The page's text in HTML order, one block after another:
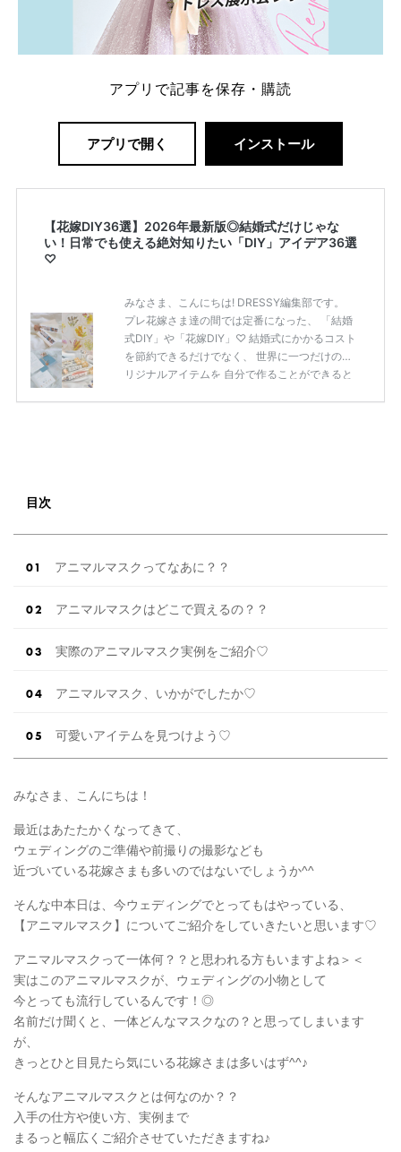
アプリで記事を保存・購読
アプリで開く インストール
【花嫁DIY36選】2026年最新版◎結婚式だけじゃな
い！日常でも使える絶対知りたい「DIY」アイデア36選
♡
みなさま、こんにちは! DRESSY編集部です。
プレ花嫁さま達の間では定番になった、 「結婚
式DIY」や「花嫁DIY」♡ 結婚式にかかるコスト
を節約できるだけでなく、 世界に一つだけのオ
リジナルアイテムを 自分で作ることができると
ン内容をま […]続きを読む
目次
アニマルマスクってなあに？？
アニマルマスクはどこで買えるの？？
実際のアニマルマスク実例をご紹介♡
アニマルマスク、いかがでしたか♡
可愛いアイテムを見つけよう♡
みなさま、こんにちは！
最近はあたたかくなってきて、
ウェディングのご準備や前撮りの撮影なども
近づいている花嫁さまも多いのではないでしょうか^^
そんな中本日は、今ウェディングでとってもはやっている、
【アニマルマスク】についてご紹介をしていきたいと思います♡
アニマルマスクって一体何？？と思われる方もいますよね＞＜
実はこのアニマルマスクが、ウェディングの小物として
今とっても流行しているんです！◎
名前だけ聞くと、一体どんなマスクなの？と思ってしまいます
が、
きっとひと目見たら気にいる花嫁さまは多いはず^^♪
そんなアニマルマスクとは何なのか？？
入手の仕方や使い方、実例まで
まるっと幅広くご紹介させていただきますね♪